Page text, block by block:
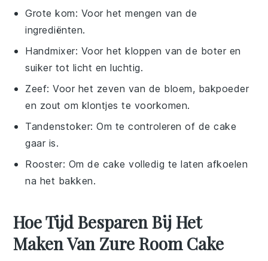
Grote kom: Voor het mengen van de
ingrediënten.
Handmixer: Voor het kloppen van de boter en
suiker tot licht en luchtig.
Zeef: Voor het zeven van de bloem, bakpoeder
en zout om klontjes te voorkomen.
Tandenstoker: Om te controleren of de cake
gaar is.
Rooster: Om de cake volledig te laten afkoelen
na het bakken.
Hoe Tijd Besparen Bij Het
Maken Van Zure Room Cake